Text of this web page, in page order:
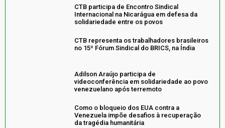
CTB participa de Encontro Sindical
Internacional na Nicarágua em defesa da
solidariedade entre os povos
CTB representa os trabalhadores brasileiros
no 15º Fórum Sindical do BRICS, na Índia
Adilson Araújo participa de
videoconferência em solidariedade ao povo
venezuelano após terremoto
Como o bloqueio dos EUA contra a
Venezuela impõe desafios à recuperação
da tragédia humanitária